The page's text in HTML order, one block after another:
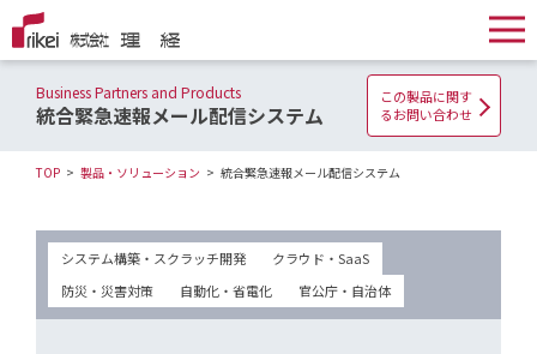
Business Partners and Products
統合緊急速報メール配信システム
この製品に関す
るお問い合わせ
TOP 製品・ソリューション 統合緊急速報メール配信システム
システム構築・スクラッチ開発
クラウド・SaaS
防災・災害対策
自動化・省電化 官公庁・自治体